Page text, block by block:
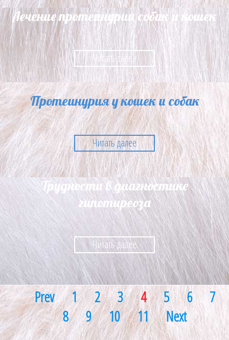
Лечение протеинурии собак и кошек
Читать далее
Протеинурия у кошек и собак
Читать далее
Трудности в диагностике
гипотиреоза
Читать далее
Prev 1 2 3 4 5 6
7
8
9 10 11 Next